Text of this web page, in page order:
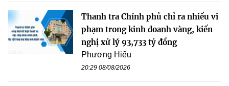
Thanh tra Chính phủ chỉ ra nhiều vi
phạm trong kinh doanh vàng, kiến
nghị xử lý 93,733 tỷ đồng
Phương Hiếu
20:29 08/08/2026